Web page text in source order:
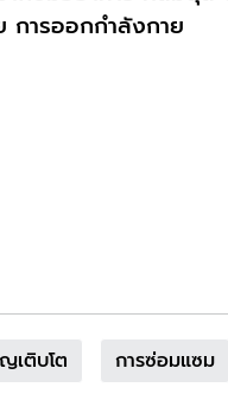
การออกกำลังกาย
เติบโต การซ่อมแซม